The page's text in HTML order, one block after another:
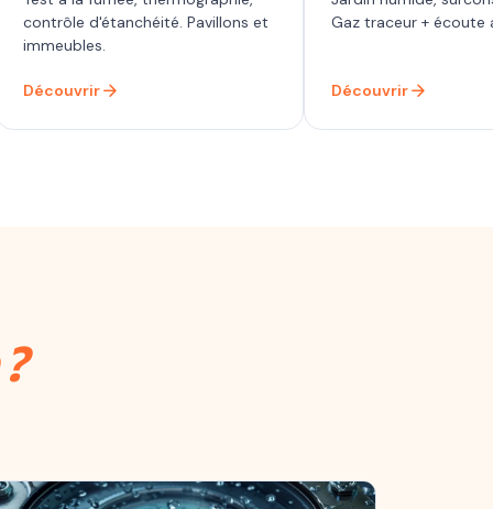
contrôle d'étanchéité. Pavillons et
immeubles.
Découvrirarrow_forward
Gaz traceur + écoute
Découvrirarrow_forward